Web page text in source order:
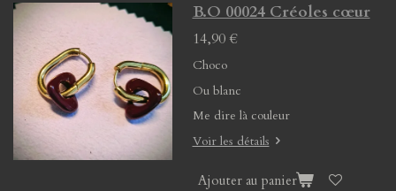
B.O 00024 Créoles cœur
14,90 €
Choco
Ou blanc
Me dire là couleur
Voir les détails
Ajouter au panier